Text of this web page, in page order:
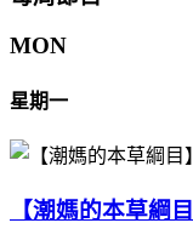
MON
星期一
【潮媽的本草綱